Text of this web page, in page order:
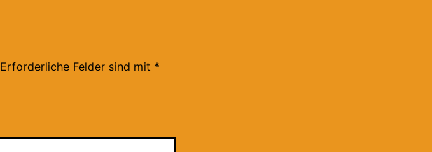
Erforderliche Felder sind mit *